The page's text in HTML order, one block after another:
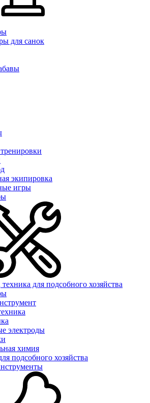
для санок
экипировка
игры
для подсобного хозяйства
электроды
химия
подсобного хозяйства